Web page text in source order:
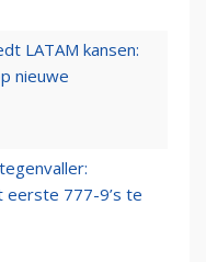
LATAM kansen:
nieuwe
eerste 777-9’s te